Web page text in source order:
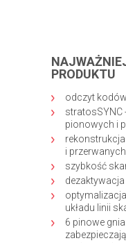
PRODUKTU
odczyt
stratosSYNC
pionowych i
i przerwanych
szybkość
układu linii
6 pinowe